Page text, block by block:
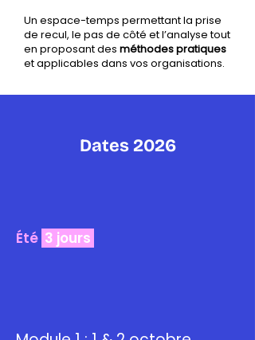
Un espace-temps permettant la prise
de recul, le pas de côté et l’analyse tout
en proposant des méthodes pratiques
et applicables dans vos organisations.
Dates 2026
Été 3 jours